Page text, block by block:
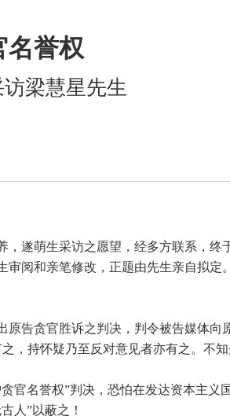
名誉权
梁慧星先生
遂萌生采访之愿望，经多方联系，终
阅和亲笔修改，正题由先生亲自拟定。
告贪官胜诉之判决，判令被告媒体向
，持怀疑乃至反对意见者亦有之。不
名誉权”判决，恐怕在发达资本主义
人”以蔽之！